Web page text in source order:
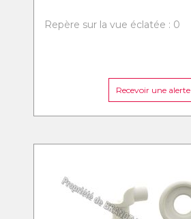
Repère sur la vue éclatée : 0
Recevoir une alerte